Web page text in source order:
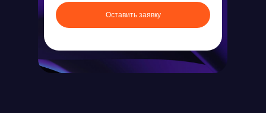
Оставить заявку